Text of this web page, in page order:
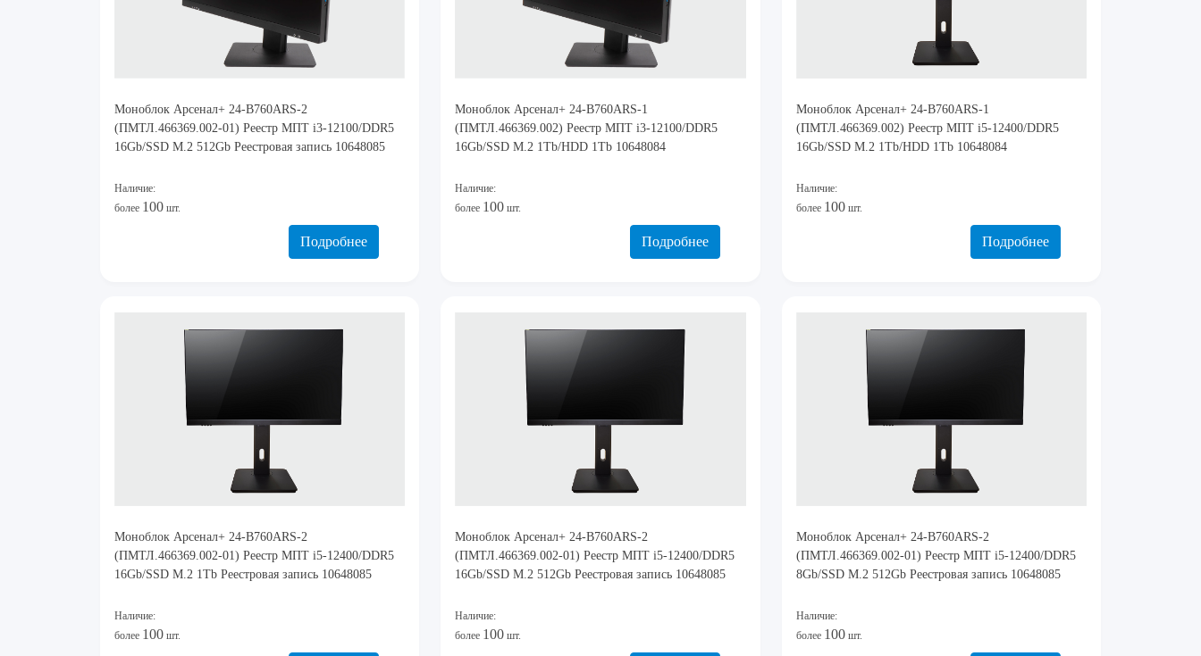
Моноблок Арсенал+ 24-B760ARS-2
(ПМТЛ.466369.002-01) Реестр МПТ i3-12100/DDR5
16Gb/SSD M.2 512Gb Реестровая запись 10648085
Наличие:
более 100 шт.
Подробнее
Моноблок Арсенал+ 24-B760ARS-1
(ПМТЛ.466369.002) Реестр МПТ i3-12100/DDR5
16Gb/SSD M.2 1Tb/HDD 1Tb 10648084
Наличие:
более 100 шт.
Подробнее
Моноблок Арсенал+ 24-B760ARS-1
(ПМТЛ.466369.002) Реестр МПТ i5-12400/DDR5
16Gb/SSD M.2 1Tb/HDD 1Tb 10648084
Наличие:
более 100шт.
Подробнее
Моноблок Арсенал+ 24-B760ARS-2
(ПМТЛ.466369.002-01) Реестр МПТ i5-12400/DDR5
16Gb/SSD M.2 1Tb Реестровая запись 10648085
Наличие:
более 100 шт.
Моноблок Арсенал+ 24-B760ARS-2
(ПМТЛ.466369.002-01) Реестр МПТ i5-12400/DDR5
16Gb/SSD M.2 512Gb Реестровая запись 10648085
Наличие:
более 100 шт.
Моноблок Арсенал+ 24-B760ARS-2
(ПМТЛ.466369.002-01) Реестр МПТ i5-12400/DDR5
8Gb/SSD M.2 512Gb Реестровая запись 10648085
Наличие:
более 100шт.